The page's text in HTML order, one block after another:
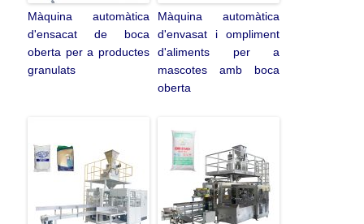
Màquina automàtica
d'ensacat de boca
oberta per a productes
granulats
Màquina automàtica
d'envasat i ompliment
d'aliments per a
mascotes amb boca
oberta